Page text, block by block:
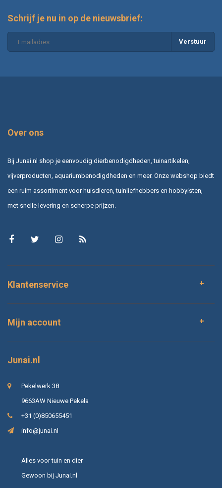
Schrijf je nu in op de nieuwsbrief:
Verstuur
Over ons
Bij Junai.nl shop je eenvoudig dierbenodigdheden, tuinartikelen,
vijverproducten, aquariumbenodigdheden en meer. Onze webshop biedt
een ruim assortiment voor huisdieren, tuinliefhebbers en hobbyisten,
met snelle levering en scherpe prijzen.
Klantenservice
Mijn account
Junai.nl
Pekelwerk 38
9663AW Nieuwe Pekela
+31 (0)850655451
info@junai.nl
Alles voor tuin en dier
Gewoon bij Junai.nl